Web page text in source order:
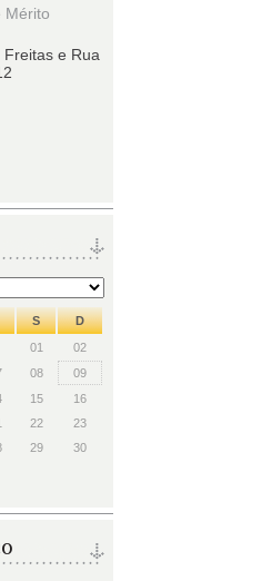
Mérito
e Rua
S
D
01
02
08
09
15
16
22
23
29
30